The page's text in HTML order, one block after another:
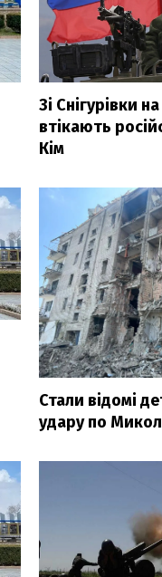
Зі Снігурівки
втікають
Кім
Стали відомі
удару по
З'явилося відео